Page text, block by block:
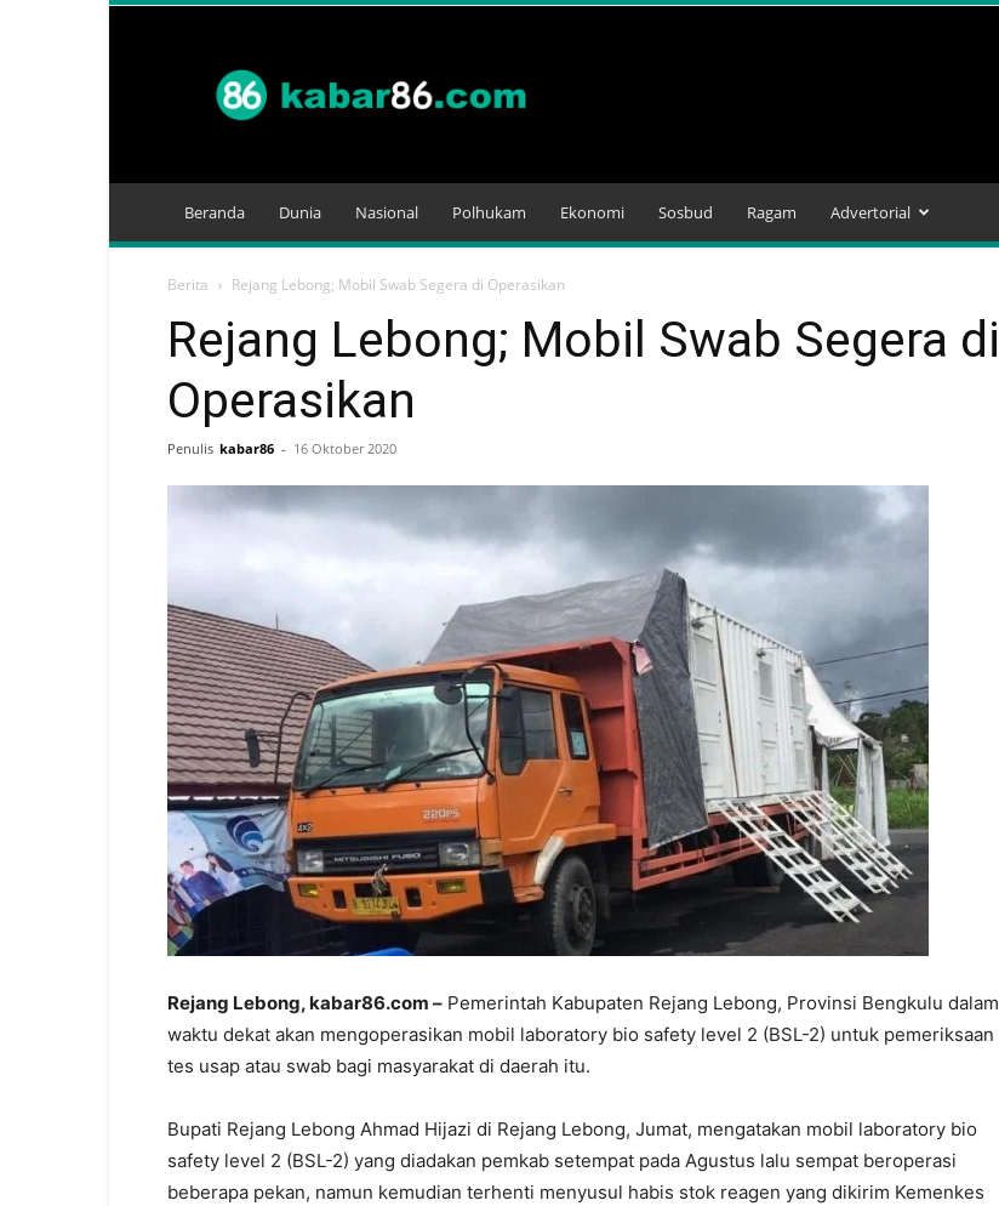
Beranda Dunia Nasional Polhukam Ekonomi Sosbud Ragam Advertorial
Berita Rejang Lebong; Mobil Swab Segera di Operasikan
Rejang Lebong; Mobil Swab Segera di
Operasikan
Penulis kabar86 - 16 Oktober 2020
Rejang Lebong, kabar86.com – Pemerintah Kabupaten Rejang Lebong, Provinsi Bengkulu dalam
waktu dekat akan mengoperasikan mobil laboratory bio safety level 2 (BSL-2) untuk pemeriksaan
tes usap atau swab bagi masyarakat di daerah itu.
Bupati Rejang Lebong Ahmad Hijazi di Rejang Lebong, Jumat, mengatakan mobil laboratory bio
safety level 2 (BSL-2) yang diadakan pemkab setempat pada Agustus lalu sempat beroperasi
beberapa pekan, namun kemudian terhenti menyusul habis stok reagen yang dikirim Kemenkes